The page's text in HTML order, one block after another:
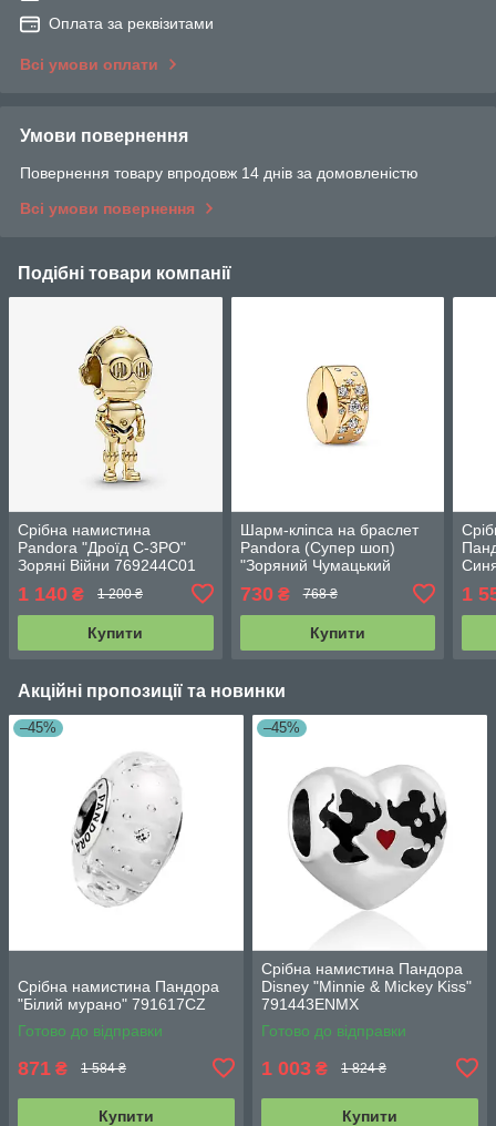
Оплата за реквізитами
Всі умови оплати
Умови повернення
Повернення товару впродовж 14 днів за домовленістю
Всі умови повернення
Подібні товари компанії
Срібна намистина
Pandora "Дроїд C-3PO"
Зоряні Війни 769244C01
1 140 ₴ 1 200 ₴
Купити
Шарм-кліпса на браслет
Pandora (Супер шоп)
"Зоряний Чумацький
730₴ 768 ₴
Купити
1
Акційні пропозиції та новинки
–45%
Срібна намистина Пандора
"Білий мурано" 791617CZ
Готово до відправки
871 ₴ 1 584 ₴
Купити
–45%
Срібна намистина Пандора
Disney "Minnie & Mickey Kiss"
791443ENMX
Готово до відправки
1 003 ₴ 1 824 ₴
Купити